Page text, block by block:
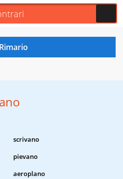
scrivano
pievano
aeroplano